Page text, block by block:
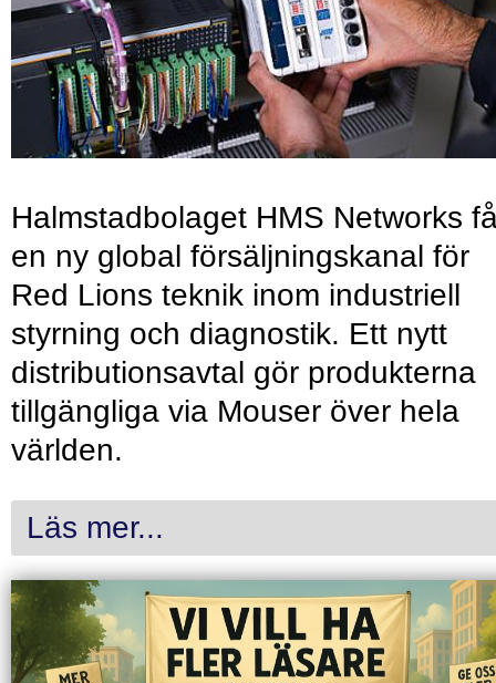
Halmstadbolaget HMS Networks
en ny global försäljningskanal för
Red Lions teknik inom industriell
styrning och diagnostik. Ett nytt
distributionsavtal gör produkterna
tillgängliga via Mouser över hela
världen.
Läs mer...